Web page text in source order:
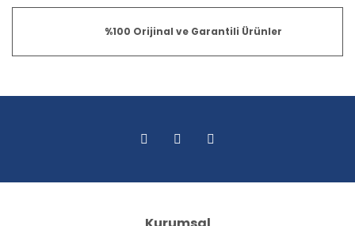
%100 Orijinal ve Garantili Ürünler